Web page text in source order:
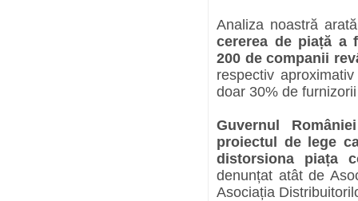
Analiza noastră
cererea de piață a
200 de companii
respectiv
doar 30% de
Guvernul
proiectul de lege
distorsiona piața
denunțat atât de
Asociația